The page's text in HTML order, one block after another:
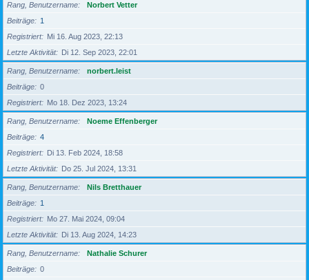
Rang, Benutzername
Norbert Vetter
Beiträge
1
Registriert
Mi 16. Aug 2023, 22:13
Letzte Aktivität
Di 12. Sep 2023, 22:01
Rang, Benutzername
norbert.leist
Beiträge
0
Registriert
Mo 18. Dez 2023, 13:24
Rang, Benutzername
Noeme Effenberger
Beiträge
4
Registriert
Di 13. Feb 2024, 18:58
Letzte Aktivität
Do 25. Jul 2024, 13:31
Rang, Benutzername
Nils Bretthauer
Beiträge
1
Registriert
Mo 27. Mai 2024, 09:04
Letzte Aktivität
Di 13. Aug 2024, 14:23
Rang, Benutzername
Nathalie Schurer
Beiträge
0